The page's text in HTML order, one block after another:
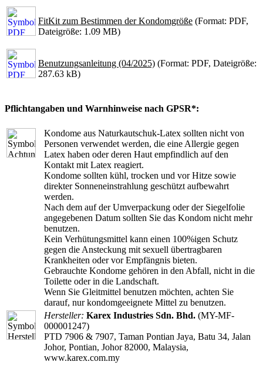
FitKit zum Bestimmen der Kondomgröße (Format: PDF,
Dateigröße: 1.09 MB)
Benutzungsanleitung (04/2025) (Format: PDF, Dateigröße:
287.63 kB)
Pflichtangaben und Warnhinweise nach GPSR*:
Kondome aus Naturkautschuk-Latex sollten nicht von
Personen verwendet werden, die eine Allergie gegen
Latex haben oder deren Haut empfindlich auf den
Kontakt mit Latex reagiert.
Kondome sollten kühl, trocken und vor Hitze sowie
direkter Sonneneinstrahlung geschützt aufbewahrt
werden.
Nach dem auf der Umverpackung oder der Siegelfolie
angegebenen Datum sollten Sie das Kondom nicht mehr
benutzen.
Kein Verhütungsmittel kann einen 100%igen Schutz
gegen die Ansteckung mit sexuell übertragbaren
Krankheiten oder vor Empfängnis bieten.
Gebrauchte Kondome gehören in den Abfall, nicht in die
Toilette oder in die Landschaft.
Wenn Sie Gleitmittel benutzen möchten, achten Sie
darauf, nur kondomgeeignete Mittel zu benutzen.
Hersteller: Karex Industries Sdn. Bhd. (MY-MF-
000001247)
PTD 7906 & 7907, Taman Pontian Jaya, Batu 34, Jalan
Johor, Pontian, Johor 82000, Malaysia,
www.karex.com.my